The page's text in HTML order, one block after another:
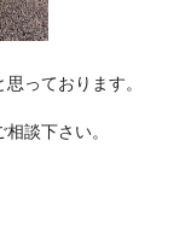
っております。
談下さい。